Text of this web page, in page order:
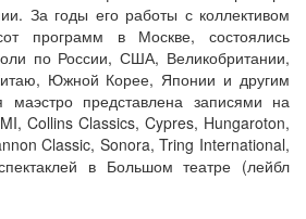
За годы его работы с коллективом
программ в Москве, состоялись
по России, США, Великобритании,
Южной Корее, Японии и другим
маэстро представлена записями на
Collins Classics, Cypres, Hungaroton,
Classic, Sonora, Tring International,
в Большом театре (лейбл